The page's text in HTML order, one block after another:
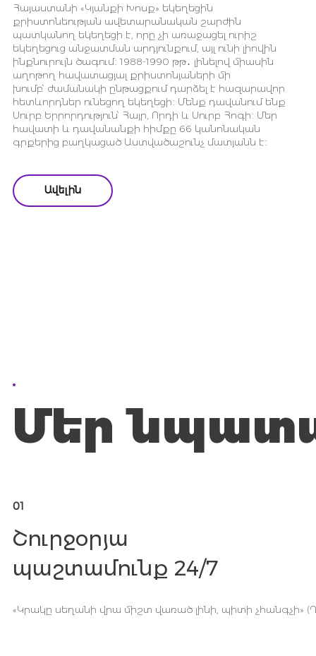
01
Շուրջօրյա
պաշտամունք 24/7
«Կրակը սեղանի վրա միշտ վառած լինի, պիտի չհանգչի»
Մեր
Ավելին
Հայաստանի «Կյանքի Խոսք» եկեղեցին
քրիստոնեության ավետարանական շարժին
պատկանող եկեղեցի է, որը չի առաջացել ուրիշ
եկեղեցուց անջատման արդյունքում, այլ ունի լիովին
ինքնուրույն ծագում։ 1988-1990 թթ․ լինելով միասին
աղոթող հավատացյալ քրիստոնյաների մի
խումբ՝ ժամանակի ընթացքում դարձել է հազարավոր
հետևորդներ ունեցող եկեղեցի։ Մենք դավանում ենք
Սուրբ Երրորդություն՝ Հայր, Որդի և Սուրբ Հոգի։ Մեր
հավատի և դավանանքի հիմքը 66 կանոնական
գրքերից բաղկացած Աստվածաշունչ մատյանն է։